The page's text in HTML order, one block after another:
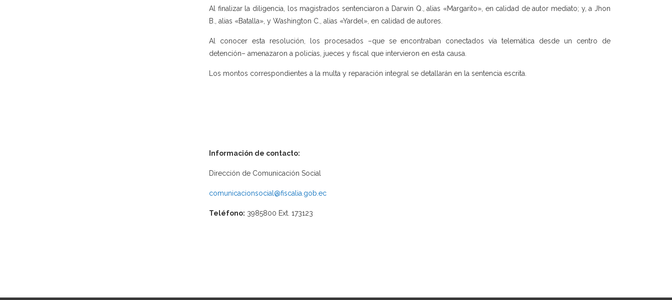
Al finalizar la diligencia, los magistrados sentenciaron a Darwin Q., alias «Margarito», en calidad de autor mediato; y, a Jhon
B., alias «Batalla», y Washington C., alias «Yardel», en calidad de autores.
Al conocer esta resolución, los procesados –que se encontraban conectados vía telemática desde un centro de
detención– amenazaron a policías, jueces y fiscal que intervieron en esta causa.
Los montos correspondientes a la multa y reparación integral se detallarán en la sentencia escrita.
Información de contacto:
Dirección de Comunicación Social
comunicacionsocial@fiscalia.gob.ec
Teléfono: 3985800 Ext. 173123